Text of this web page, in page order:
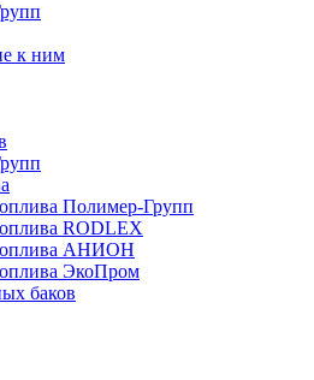
к ним
Полимер-Групп
RODLEX
АНИОН
ЭкоПром
баков